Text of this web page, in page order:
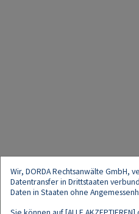
Wir, DORDA Rechtsanwälte GmbH,
Datentransfer in Drittstaaten
Daten in Staaten ohne